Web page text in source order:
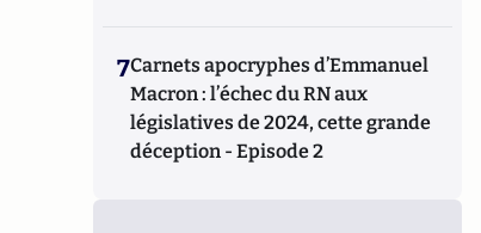
7Carnets apocryphes d’Emmanuel
Macron : l’échec du RN aux
législatives de 2024, cette grande
déception - Episode 2